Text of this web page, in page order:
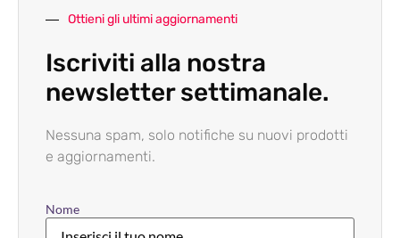
Ottieni gli ultimi aggiornamenti
Iscriviti alla nostra
newsletter settimanale.
Nessuna spam, solo notifiche su nuovi prodotti
e aggiornamenti.
Nome